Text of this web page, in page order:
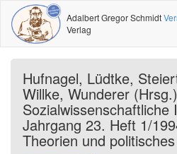
Adalbert Gregor Schmidt
Verlag
Hufnagel, Lüdtke,
Willke, Wunderer
Sozialwissenschaftliche
Jahrgang 23. Heft 1/
Theorien und